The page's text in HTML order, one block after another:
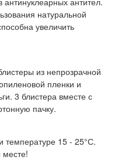
натуральной
увеличить
из непрозрачной
пленки и
3 блистера вместе с
пачку.
температуре 15 - 25°С.
месте!